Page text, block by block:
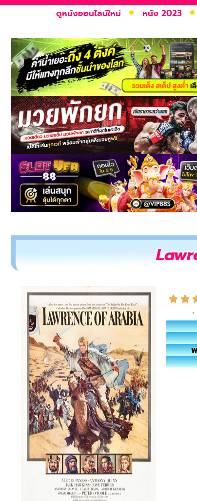
ดูหนังออนไลน์ใหม่ หนัง 2023